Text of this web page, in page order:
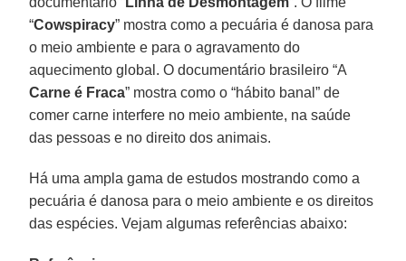
“Cowspiracy” mostra como a pecuária é danosa para
o meio ambiente e para o agravamento do
aquecimento global. O documentário brasileiro “A
Carne é Fraca” mostra como o “hábito banal” de
comer carne interfere no meio ambiente, na saúde
das pessoas e no direito dos animais.
Há uma ampla gama de estudos mostrando como a
pecuária é danosa para o meio ambiente e os direitos
das espécies. Vejam algumas referências abaixo: